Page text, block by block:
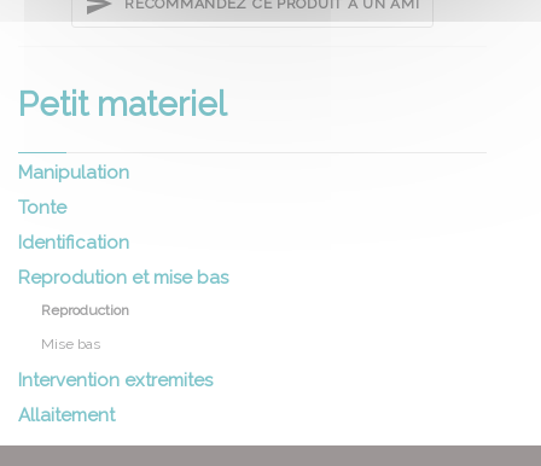
RECOMMANDEZ CE PRODUIT À UN AMI
Petit materiel
Manipulation
Tonte
Identification
Reprodution et mise bas
Reproduction
Mise bas
Intervention extremites
Allaitement